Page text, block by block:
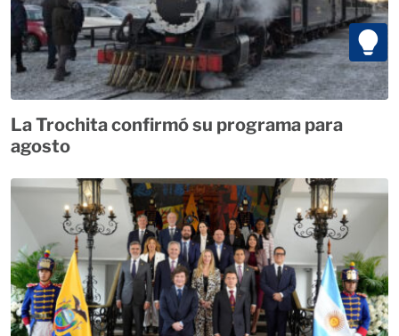
La Trochita confirmó su programa para
agosto